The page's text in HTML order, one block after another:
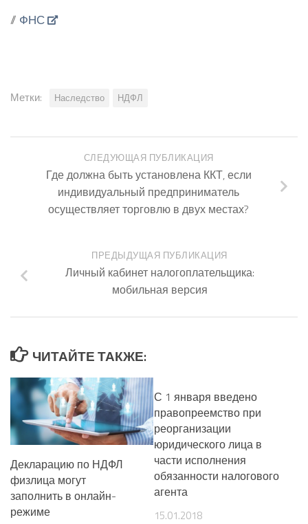
// ФНС
Метки: Наследство НДФЛ
СЛЕДУЮЩАЯ ПУБЛИКАЦИЯ
Где должна быть установлена ККТ, если
индивидуальный предприниматель
осуществляет торговлю в двух местах?
ПРЕДЫДУЩАЯ ПУБЛИКАЦИЯ
Личный кабинет налогоплательщика:
мобильная версия
ЧИТАЙТЕ ТАКЖЕ:
Декларацию по НДФЛ
физлица могут
заполнить в онлайн-
режиме
С 1 января введено
правопреемство при
реорганизации
юридического лица в
части исполнения
обязанности налогового
агента
15.01.2018